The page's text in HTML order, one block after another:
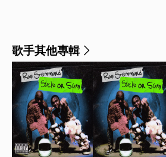
歌手其他專輯